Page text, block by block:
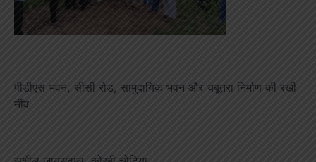
पीडीएस भवन, सीसी रोड, सामुदायिक भवन और चबूतरा निर्माण की रखी
नींव